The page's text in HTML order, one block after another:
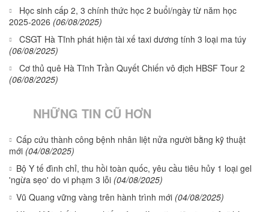
Học sinh cấp 2, 3 chính thức học 2 buổi/ngày từ năm học
2025-2026 (06/08/2025)
CSGT Hà Tĩnh phát hiện tài xế taxi dương tính 3 loại ma túy
(06/08/2025)
Cơ thủ quê Hà Tĩnh Trần Quyết Chiến vô địch HBSF Tour 2
(06/08/2025)
NHỮNG TIN CŨ HƠN
Cấp cứu thành công bệnh nhân liệt nửa người bằng kỹ thuật
mới (04/08/2025)
Bộ Y tế đình chỉ, thu hồi toàn quốc, yêu cầu tiêu hủy 1 loại gel
'ngừa sẹo' do vi phạm 3 lỗi (04/08/2025)
Vũ Quang vững vàng trên hành trình mới (04/08/2025)